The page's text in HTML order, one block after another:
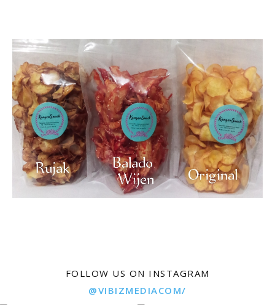
FOLLOW US ON INSTAGRAM
@VIBIZMEDIACOM/